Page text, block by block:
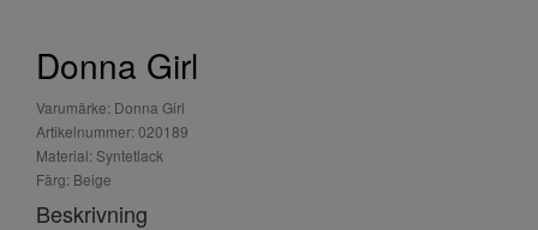
Donna Girl
Varumärke: Donna Girl
Artikelnummer: 020189
Material: Syntetlack
Färg: Beige
Beskrivning